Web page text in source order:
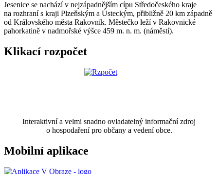
Jesenice se nachází v nejzápadnějším cípu Středočeského kraje
na rozhraní s kraji Plzeňským a Ústeckým, přibližně 20 km západně
od Královského města Rakovník. Městečko leží v Rakovnické
pahorkatině v nadmořské výšce 459 m. n. m. (náměstí).
Klikací rozpočet
Interaktivní a velmi snadno ovladatelný informační zdroj
o hospodaření pro občany a vedení obce.
Mobilní aplikace